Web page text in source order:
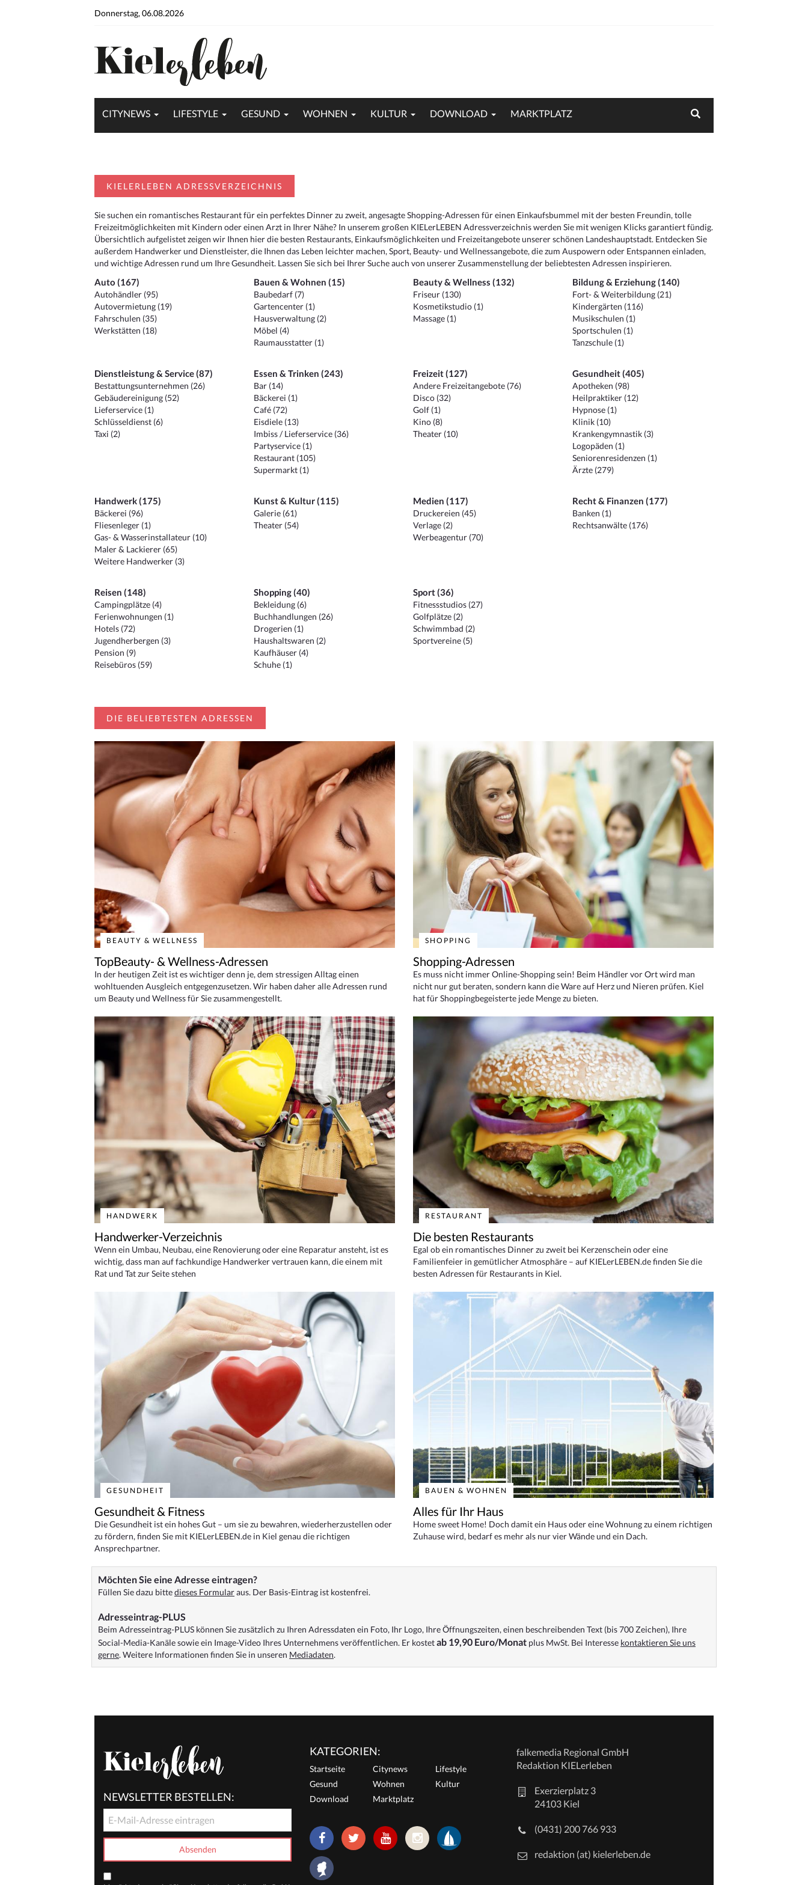
Donnerstag, 06.08.2026
CITYNEWS LIFESTYLE GESUND WOHNEN KULTUR DOWNLOAD MARKTPLATZ
KIELERLEBEN ADRESSVERZEICHNIS
Sie suchen ein romantisches Restaurant für ein perfektes Dinner zu zweit, angesagte Shopping-Adressen für einen Einkaufsbummel mit der besten Freundin, tolle
Freizeitmöglichkeiten mit Kindern oder einen Arzt in Ihrer Nähe? In unserem großen KIELerLEBEN Adressverzeichnis werden Sie mit wenigen Klicks garantiert fündig.
Übersichtlich aufgelistet zeigen wir Ihnen hier die besten Restaurants, Einkaufsmöglichkeiten und Freizeitangebote unserer schönen Landeshauptstadt. Entdecken Sie
außerdem Handwerker und Dienstleister, die Ihnen das Leben leichter machen, Sport, Beauty- und Wellnessangebote, die zum Auspowern oder Entspannen einladen,
und wichtige Adressen rund um Ihre Gesundheit. Lassen Sie sich bei Ihrer Suche auch von unserer Zusammenstellung der beliebtesten Adressen inspirieren.
Auto (167)
Autohändler (95)
Autovermietung (19)
Fahrschulen (35)
Werkstätten (18)
Bauen & Wohnen (15)
Baubedarf (7)
Gartencenter (1)
Hausverwaltung (2)
Möbel (4)
Raumausstatter (1)
Beauty & Wellness (132)
Friseur (130)
Kosmetikstudio (1)
Massage (1)
Bildung & Erziehung (140)
Fort- & Weiterbildung (21)
Kindergärten (116)
Musikschulen (1)
Sportschulen (1)
Tanzschule (1)
Dienstleistung & Service (87)
Bestattungsunternehmen (26)
Gebäudereinigung (52)
Lieferservice (1)
Schlüsseldienst (6)
Taxi (2)
Essen & Trinken (243)
Bar (14)
Bäckerei (1)
Café (72)
Eisdiele (13)
Imbiss / Lieferservice (36)
Partyservice (1)
Restaurant (105)
Supermarkt (1)
Freizeit (127)
Andere Freizeitangebote (76)
Disco (32)
Golf (1)
Kino (8)
Theater (10)
Gesundheit (405)
Apotheken (98)
Heilpraktiker (12)
Hypnose (1)
Klinik (10)
Krankengymnastik (3)
Logopäden (1)
Seniorenresidenzen (1)
Ärzte (279)
Handwerk (175)
Bäckerei (96)
Fliesenleger (1)
Gas- & Wasserinstallateur (10)
Maler & Lackierer (65)
Weitere Handwerker (3)
Kunst & Kultur (115)
Galerie (61)
Theater (54)
Medien (117)
Druckereien (45)
Verlage (2)
Werbeagentur (70)
Recht & Finanzen (177)
Banken (1)
Rechtsanwälte (176)
Reisen (148)
Campingplätze (4)
Ferienwohnungen (1)
Hotels (72)
Jugendherbergen (3)
Pension (9)
Reisebüros (59)
Shopping (40)
Bekleidung (6)
Buchhandlungen (26)
Drogerien (1)
Haushaltswaren (2)
Kaufhäuser (4)
Schuhe (1)
Sport (36)
Fitnessstudios (27)
Golfplätze (2)
Schwimmbad (2)
Sportvereine (5)
DIE BELIEBTESTEN ADRESSEN
BEAUTY & WELLNESS
TopBeauty- & Wellness-Adressen
In der heutigen Zeit ist es wichtiger denn je, dem stressigen Alltag einen
wohltuenden Ausgleich entgegenzusetzen. Wir haben daher alle Adressen rund
um Beauty und Wellness für Sie zusammengestellt.
SHOPPING
Shopping-Adressen
Es muss nicht immer Online-Shopping sein! Beim Händler vor Ort wird man
nicht nur gut beraten, sondern kann die Ware auf Herz und Nieren prüfen. Kiel
hat für Shoppingbegeisterte jede Menge zu bieten.
HANDWERK
Handwerker-Verzeichnis
Wenn ein Umbau, Neubau, eine Renovierung oder eine Reparatur ansteht, ist es
wichtig, dass man auf fachkundige Handwerker vertrauen kann, die einem mit
Rat und Tat zur Seite stehen
RESTAURANT
Die besten Restaurants
Egal ob ein romantisches Dinner zu zweit bei Kerzenschein oder eine
Familienfeier in gemütlicher Atmosphäre – auf KIELerLEBEN.de finden Sie die
besten Adressen für Restaurants in Kiel.
GESUNDHEIT
Gesundheit & Fitness
Die Gesundheit ist ein hohes Gut – um sie zu bewahren, wiederherzustellen oder
zu fördern, finden Sie mit KIELerLEBEN.de in Kiel genau die richtigen
Ansprechpartner.
BAUEN & WOHNEN
Alles für Ihr Haus
Home sweet Home! Doch damit ein Haus oder eine Wohnung zu einem richtigen
Zuhause wird, bedarf es mehr als nur vier Wände und ein Dach.
Möchten Sie eine Adresse eintragen?
Füllen Sie dazu bittedieses Formularaus. Der Basis-Eintrag ist kostenfrei.
Adresseintrag-PLUS
Beim Adresseintrag-PLUS können Sie zusätzlich zu Ihren Adressdaten ein Foto, Ihr Logo, Ihre Öffnungszeiten, einen beschreibenden Text (bis 700 Zeichen), Ihre
Social-Media-Kanäle sowie ein Image-Video Ihres Unternehmens veröffentlichen. Er kostetab 19,90 Euro/Monat plus MwSt. Bei Interesse kontaktieren Sie uns
gerne. Weitere Informationen finden Sie in unseren Mediadaten.
NEWSLETTER BESTELLEN:
KATEGORIEN:
Startseite Citynews
Lifestyle
Gesund
Wohnen
Kultur
Download
Marktplatz
falkemedia Regional GmbH
Redaktion KIELerleben
Exerzierplatz 3
24103 Kiel
(0431) 200 766 933
redaktion (at) kielerleben.de